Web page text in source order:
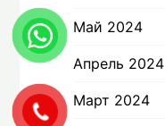
Май 2024
Апрель 2024
Март 2024